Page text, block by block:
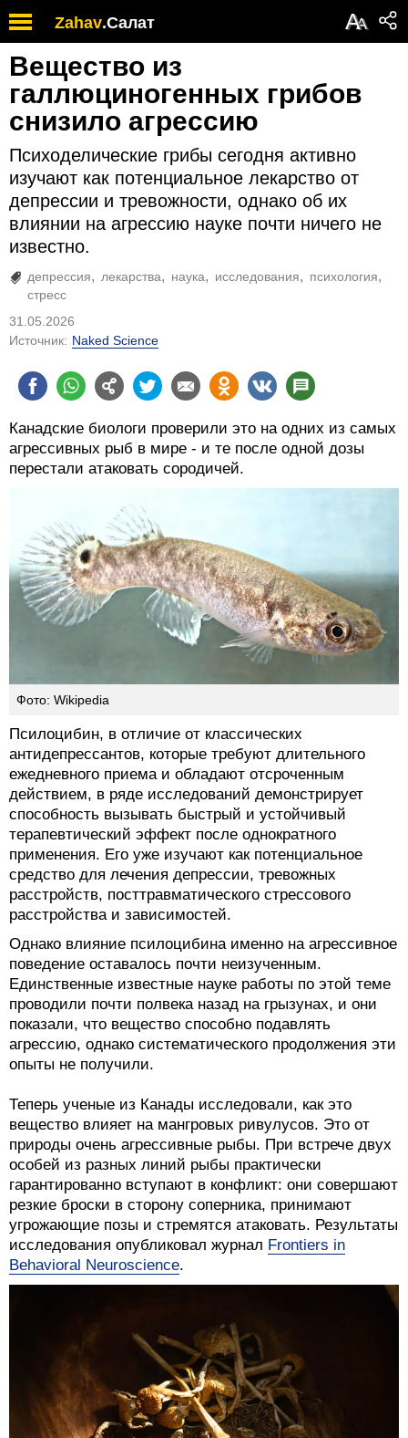
Zahav.Салат АА
Вещество из
галлюциногенных грибов
снизило агрессию
Психоделические грибы сегодня активно
изучают как потенциальное лекарство от
депрессии и тревожности, однако об их
влиянии на агрессию науке почти ничего не
известно.
депрессия лекарства наука исследования
психология
стресс
31.05.2026
Источник: Naked Science
Канадские биологи проверили это на одних из самых
агрессивных рыб в мире - и те после одной дозы
перестали атаковать сородичей.
Фото: Wikipedia
Псилоцибин, в отличие от классических
антидепрессантов, которые требуют длительного
ежедневного приема и обладают отсроченным
действием, в ряде исследований демонстрирует
способность вызывать быстрый и устойчивый
терапевтический эффект после однократного
применения. Его уже изучают как потенциальное
средство для лечения депрессии, тревожных
расстройств, посттравматического стрессового
расстройства и зависимостей.
Однако влияние псилоцибина именно на агрессивное
поведение оставалось почти неизученным.
Единственные известные науке работы по этой теме
проводили почти полвека назад на грызунах, и они
показали, что вещество способно подавлять
агрессию, однако систематического продолжения эти
опыты не получили.
Теперь ученые из Канады исследовали, как это
вещество влияет на мангровых ривулусов. Это от
природы очень агрессивные рыбы. При встрече двух
особей из разных линий рыбы практически
гарантированно вступают в конфликт: они совершают
резкие броски в сторону соперника, принимают
угрожающие позы и стремятся атаковать. Результаты
исследования опубликовал журнал Frontiers in
Behavioral Neuroscience.